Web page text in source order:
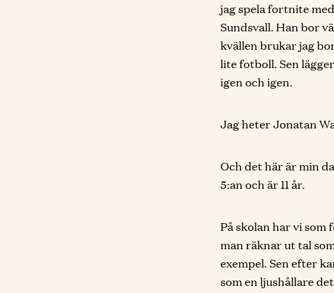
jag spela fortnite
Sundsvall. Han bor
kvällen brukar jag
lite fotboll. Sen
igen och igen.
Jag heter Jonatan
Och det här är min
5:an och är 11 år.
På skolan har vi
man räknar ut tal
exempel. Sen efter
som en ljushållare